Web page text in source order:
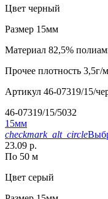
Цвет черный
Размер 15мм
Материал 82,5%
Прочее плотность 3,5г/
Артикул 46-07319/15/
46-07319/15/5032
15мм
checkmark_alt_circle
23.09 р.
По 50 м
Цвет серый